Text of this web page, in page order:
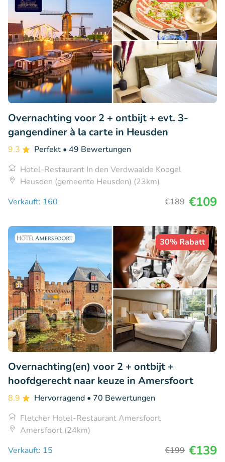
Overnachting voor 2 + ontbijt + evt. 3-
gangendiner à la carte in Heusden
9.3 Perfekt • 49 Bewertungen
Hotel-Restaurant In den Verdwaalde Koogel
Heusden (gemeente Heusden) (23km)
Verkauft: 160
€189 €109
30% Rabatt
Overnachting(en) voor 2 + ontbijt +
hoofdgerecht naar keuze in Amersfoort
8.9 Hervorragend • 70 Bewertungen
Fletcher Hotel-Restaurant Amersfoort
Amersfoort (24km)
Verkauft: 15
€199 €139